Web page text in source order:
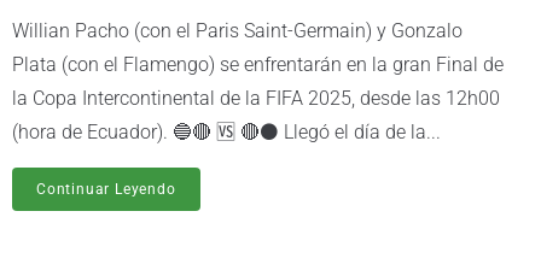
Willian Pacho (con el Paris Saint-Germain) y Gonzalo
Plata (con el Flamengo) se enfrentarán en la gran Final de
la Copa Intercontinental de la FIFA 2025, desde las 12h00
(hora de Ecuador). 🔵🔴 🆚 🔴⚫️ Llegó el día de la...
Continuar Leyendo